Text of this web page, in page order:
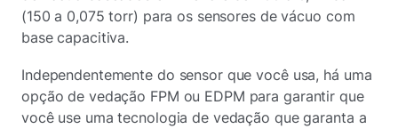
(150 a 0,075 torr) para os sensores de vácuo com
base capacitiva.
Independentemente do sensor que você usa, há uma
opção de vedação FPM ou EDPM para garantir que
você use uma tecnologia de vedação que garanta a